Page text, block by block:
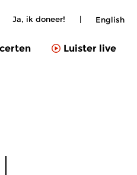
Ja, ik doneer! | English
Luister live